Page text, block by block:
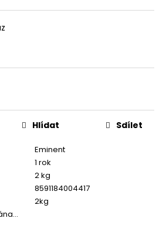
Eminent
1 rok
2 kg
8591184004417
2kg
Hlídat Sdílet